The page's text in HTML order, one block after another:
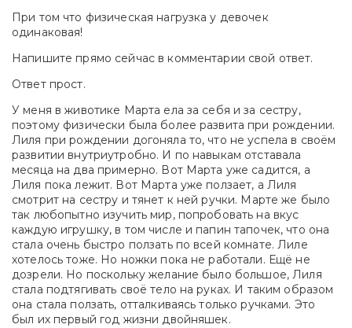
При том что физическая нагрузка у девочек
одинаковая!
Напишите прямо сейчас в комментарии свой ответ.
Ответ прост.
У меня в животике Марта ела за себя и за сестру,
поэтому физически была более развита при рождении.
Лиля при рождении догоняла то, что не успела в своём
развитии внутриутробно. И по навыкам отставала
месяца на два примерно. Вот Марта уже садится, а
Лиля пока лежит. Вот Марта уже ползает, а Лиля
смотрит на сестру и тянет к ней ручки. Марте же было
так любопытно изучить мир, попробовать на вкус
каждую игрушку, в том числе и папин тапочек, что она
стала очень быстро ползать по всей комнате. Лиле
хотелось тоже. Но ножки пока не работали. Ещё не
дозрели. Но поскольку желание было большое, Лиля
стала подтягивать своё тело на руках. И таким образом
она стала ползать, отталкиваясь только ручками. Это
был их первый год жизни двойняшек.